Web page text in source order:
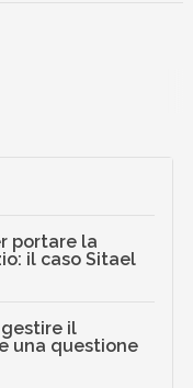
portare la
il caso Sitael
il
una questione